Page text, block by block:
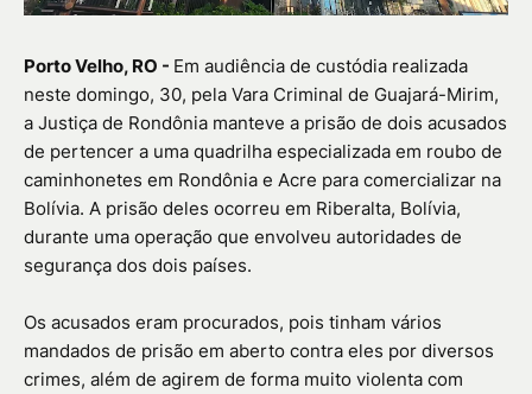
Porto Velho, RO - Em audiência de custódia realizada
neste domingo, 30, pela Vara Criminal de Guajará-Mirim,
a Justiça de Rondônia manteve a prisão de dois acusados
de pertencer a uma quadrilha especializada em roubo de
caminhonetes em Rondônia e Acre para comercializar na
Bolívia. A prisão deles ocorreu em Riberalta, Bolívia,
durante uma operação que envolveu autoridades de
segurança dos dois países.
Os acusados eram procurados, pois tinham vários
mandados de prisão em aberto contra eles por diversos
crimes, além de agirem de forma muito violenta com